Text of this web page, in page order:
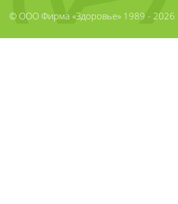
© ООО Фирма «Здоровье» 1989 - 2026